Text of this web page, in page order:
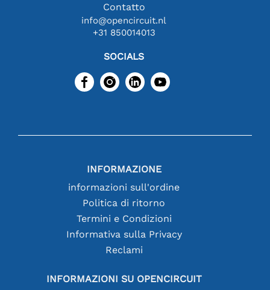
Contatto
info@opencircuit.nl
+31 850014013
SOCIALS
INFORMAZIONE
informazioni sull'ordine
Politica di ritorno
Termini e Condizioni
Informativa sulla Privacy
Reclami
INFORMAZIONI SU OPENCIRCUIT